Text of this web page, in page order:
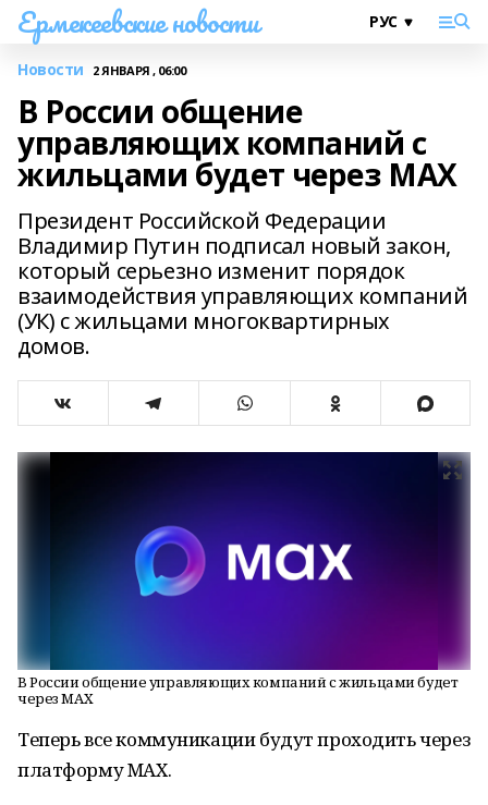
Ермекеевские новости
Новости 2 ЯНВАРЯ , 06:00
В России общение
управляющих компаний с
жильцами будет через MAX
Президент Российской Федерации
Владимир Путин подписал новый закон,
который серьезно изменит порядок
взаимодействия управляющих компаний
(УК) с жильцами многоквартирных
домов.
В России общение управляющих компаний с жильцами будет
через MAX
Теперь все коммуникации будут проходить через
платформу MAX.